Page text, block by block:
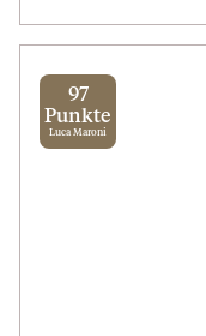
97
Punkte
Luca Maroni